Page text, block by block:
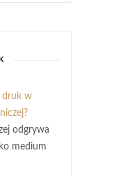
druk w
odgrywa
medium